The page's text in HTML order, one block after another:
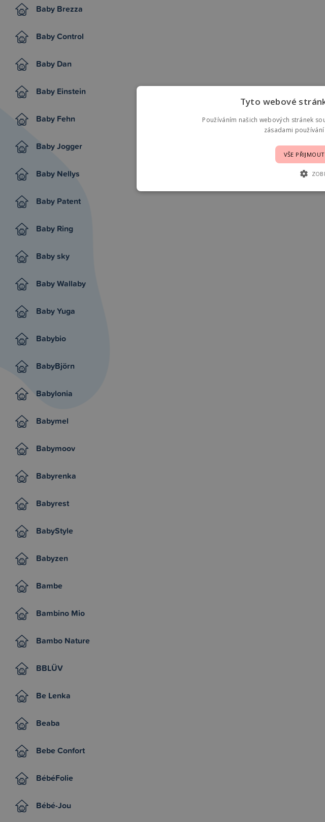
Baby Brezza
Baby Control
Baby Dan
Baby Einstein
Baby Fehn
Baby Jogger
Baby Nellys
Baby Patent
Baby Ring
Baby sky
Baby Wallaby
Baby Yuga
Babybio
BabyBjörn
Babylonia
Babymel
Babymoov
Babyrenka
Babyrest
BabyStyle
Babyzen
Bambe
Bambino Mio
Bambo Nature
BBLÜV
Be Lenka
Beaba
Bebe Confort
BébéFolie
Bébé-Jou
Tyto webové
Používáním našich webových stránek
zásadami
VŠE PŘIJMOUT